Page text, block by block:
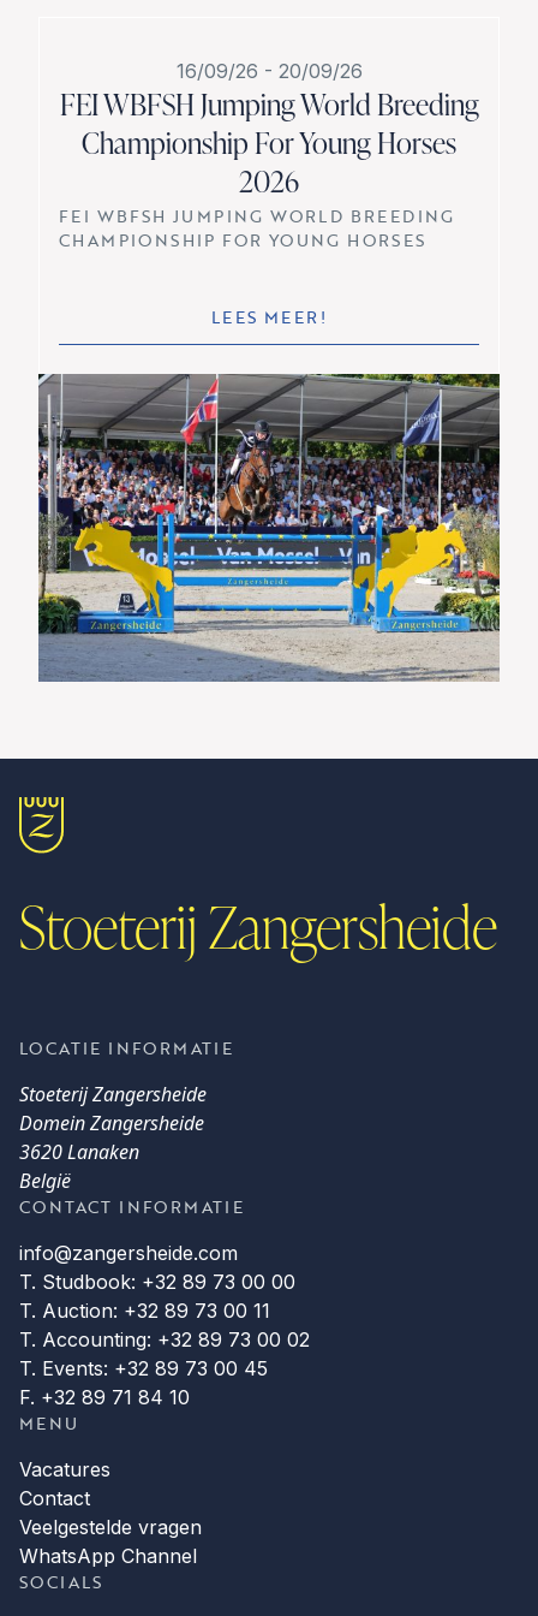
16/09/26 - 20/09/26
FEI WBFSH Jumping World Breeding
Championship For Young Horses
2026
FEI WBFSH JUMPING WORLD BREEDING
CHAMPIONSHIP FOR YOUNG HORSES
LEES MEER!
Stoeterij Zangersheide
LOCATIE INFORMATIE
Stoeterij Zangersheide
Domein Zangersheide
3620 Lanaken
België
CONTACT INFORMATIE
info@zangersheide.com
T. Studbook: +32 89 73 00 00
T. Auction: +32 89 73 00 11
T. Accounting: +32 89 73 00 02
T. Events: +32 89 73 00 45
F. +32 89 71 84 10
MENU
Vacatures
Contact
Veelgestelde vragen
WhatsApp Channel
SOCIALS